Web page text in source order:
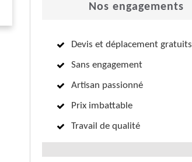
Nos engagements
Devis et déplacement gratuits
Sans engagement
Artisan passionné
Prix imbattable
Travail de qualité